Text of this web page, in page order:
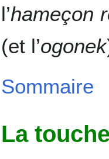
l’hameçon
(et l’ogonek
Sommaire
La